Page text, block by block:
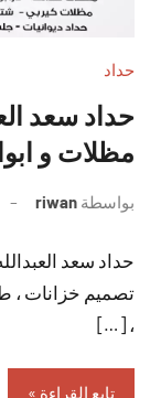
حداد
مظلات و
بواسطة riwan
حداد سعد
تصميم خزانات ،
، […]
تابع القراءة